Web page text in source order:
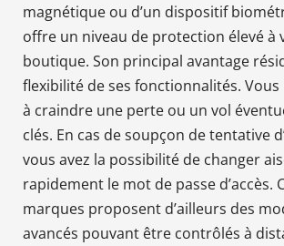
magnétique ou d’un dispositif
offre un niveau de protection élevé à
boutique. Son principal avantage
flexibilité de ses fonctionnalités. Vous
à craindre une perte ou un vol
clés. En cas de soupçon de tentative
vous avez la possibilité de changer
rapidement le mot de passe d’accès.
marques proposent d’ailleurs des
avancés pouvant être contrôlés à